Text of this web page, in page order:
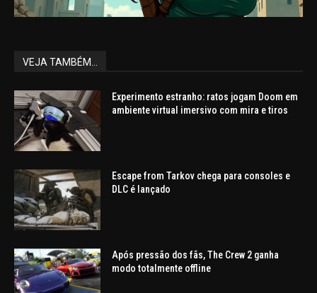
VEJA TAMBÉM...
Experimento estranho: ratos jogam Doom em
ambiente virtual imersivo com mira e tiros
Escape from Tarkov chega para consoles e
DLC é lançado
Após pressão dos fãs, The Crew 2 ganha
modo totalmente offline